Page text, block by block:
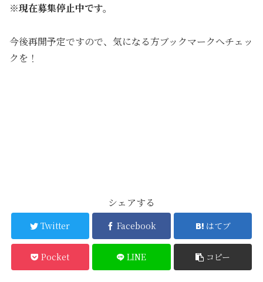
※現在募集停止中です。
今後再開予定ですので、気になる方ブックマークへチェッ
クを！
シェアする
Twitter Facebook はてブ
Pocket LINE コピー